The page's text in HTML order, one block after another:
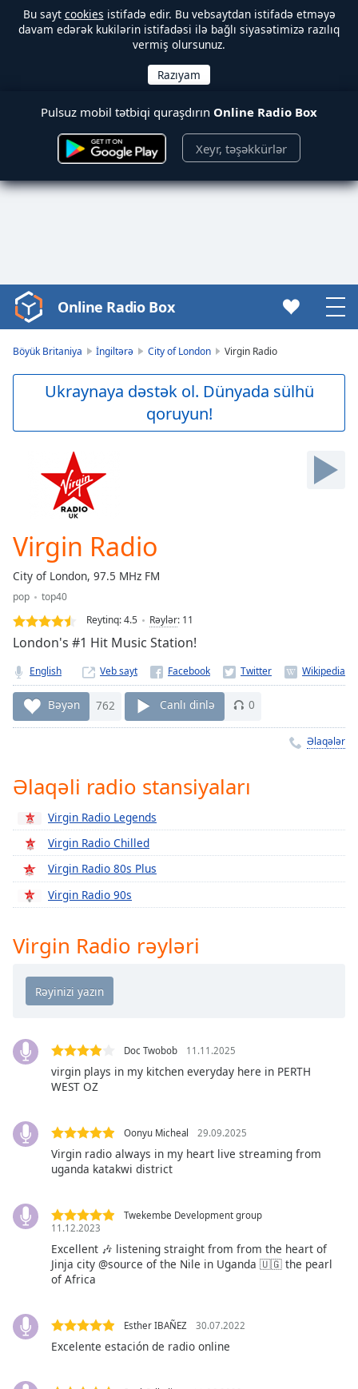
Bu sayt cookies istifadə edir. Bu vebsaytdan istifadə etməyə
davam edərək kukilərin istifadəsi ilə bağlı siyasətimizə razılıq
vermiş olursunuz.
Pulsuz mobil tətbiqi quraşdırın Online Radio Box
Xeyr, təşəkkürlər
Video
Player
Skip
Forward
Duration-:-
Loaded
0.00%
Stream
Type
LIVE
live,
currently
behind
LIVE
Remaining
Rate
Chapters
Chapters
descriptions
off,
selected
Subtitles
subtitles
settings,
opens
subtitles
dialog
subtitles
selected
Audio
Track
This
window.
Online Radio Box
Böyük Britaniya İngiltərə City of London Virgin Radio
Ukraynaya dəstək ol. Dünyada sülhü
qoruyun!
Virgin Radio
City of London, 97.5 MHz FM
pop
top40
Reytinq:4.5 Rəylər: 11
London's #1 Hit Music Station!
English Veb sayt
Bəyən 762 Canlı dinlə 0
Əlaqələr
Əlaqəli radio stansiyaları
Virgin Radio Legends
Virgin Radio Chilled
Virgin Radio 80s Plus
Virgin Radio 90s
Virgin Radio rəyləri
Doc Twobob 11.11.2025
virgin plays in my kitchen everyday here in PERTH
WEST OZ
Oonyu Micheal 29.09.2025
Virgin radio always in my heart live streaming from
uganda katakwi district
Twekembe Development group
11.12.2023
Excellent 🎶 listening straight from from the heart of
Jinja city @source of the Nile in Uganda 🇺🇬 the pearl
of Africa
Esther IBAÑEZ 30.07.2022
Excelente estación de radio online